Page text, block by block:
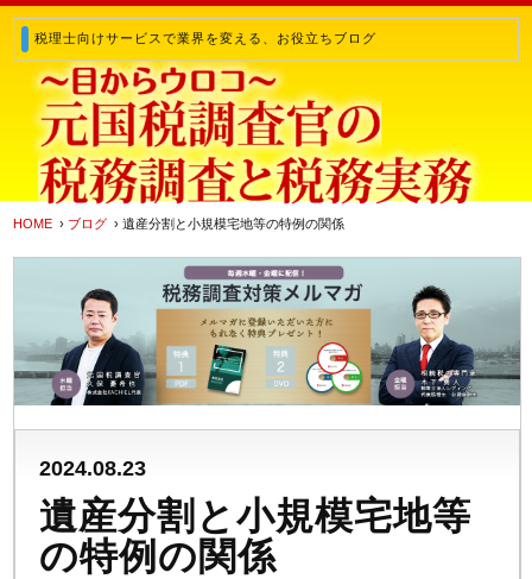
税理士向けサービスで業界を変える、お役立ちブログ
HOME › ブログ › 遺産分割と小規模宅地等の特例の関係
2024.08.23
遺産分割と小規模宅地等
の特例の関係